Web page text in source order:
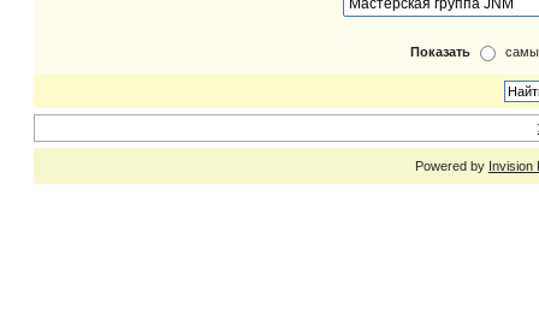
Показать
Powered by Invision